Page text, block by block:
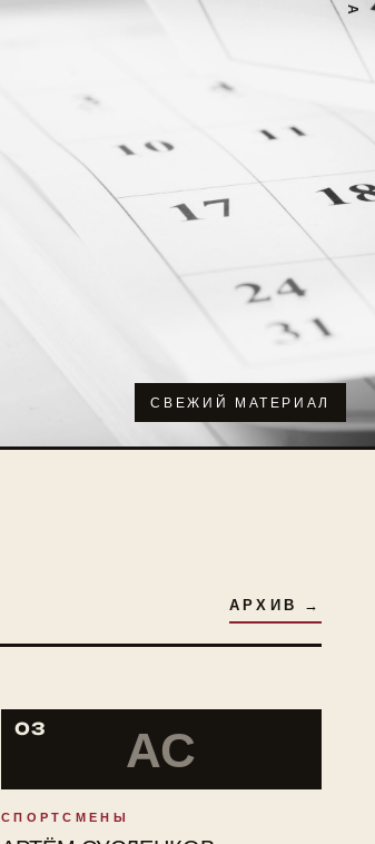
СВЕЖИЙ МАТЕРИАЛ
АРХИВ →
03 АС
СПОРТСМЕНЫ